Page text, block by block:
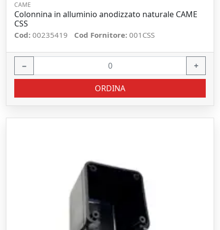
CAME
Colonnina in alluminio anodizzato naturale CAME
CSS
Cod: 00235419 Cod Fornitore: 001CSS
− +
ORDINA